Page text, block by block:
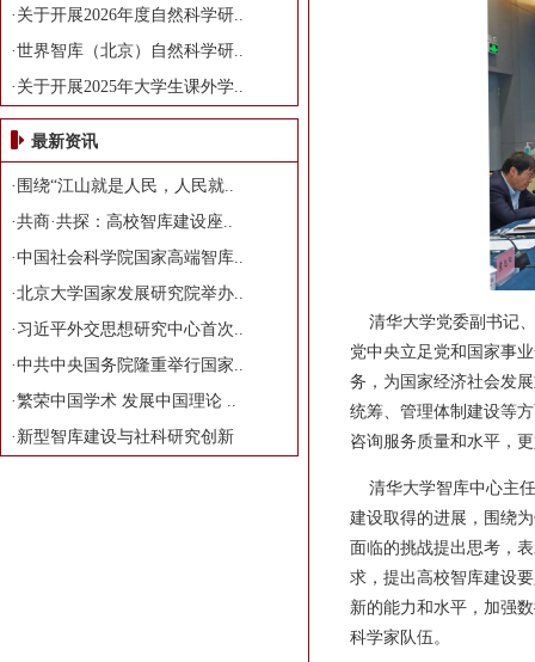
· 关于开展2026年度自然科学研..
·世界智库（北京）自然科学研..
· 关于开展2025年大学生课外学..
最新资讯
· 围绕“江山就是人民，人民就..
·共商·共探：高校智库建设座..
·中国社会科学院国家高端智库..
·北京大学国家发展研究院举办..
· 习近平外交思想研究中心首次..
·中共中央国务院隆重举行国家..
·繁荣中国学术 发展中国理论 ..
· 新型智库建设与社科研究创新
清华大学党委副书记、
党中央立足党和国家事
务，为国家经济社会发
统筹、管理体制建设等
咨询服务质量和水平，
清华大学智库中心主任
建设取得的进展，围绕
面临的挑战提出思考，
求，提出高校智库建设
新的能力和水平，加强
科学家队伍。